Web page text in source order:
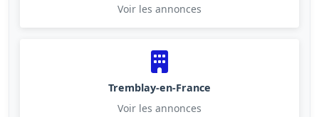
Voir les annonces
Tremblay-en-France
Voir les annonces